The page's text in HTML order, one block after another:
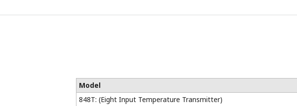
Model
848T: (Eight Input Temperature Transmitter)